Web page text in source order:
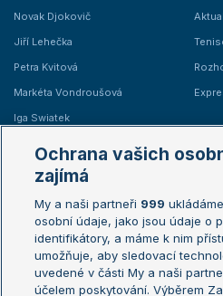
Novak Djokovič
Jiří Lehečka
Petra Kvitová
Markéta Vondroušová
Iga Swiatek
Žebříčky
Žebříček ATP (muži)
Žebříček WTA (ženy)
Sázkařský žebříček
US
Ochrana vašich
zajímá
My a naši partneři 999
osobní údaje, jako jsou údaje o
identifikátory, a máme k nim
umožňuje, aby sledovací
uvedené v části My a naši
účelem poskytování. Výběrem